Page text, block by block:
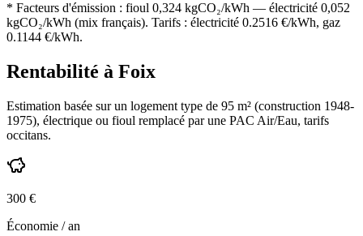
* Facteurs d'émission : fioul 0,324 kgCO₂/kWh — électricité 0,052
kgCO₂/kWh (mix français). Tarifs : électricité 0.2516 €/kWh, gaz
0.1144 €/kWh.
Rentabilité à Foix
Estimation basée sur un logement type de 95 m² (construction 1948-
1975), électrique ou fioul remplacé par une PAC Air/Eau, tarifs
occitans.
300 €
Économie / an